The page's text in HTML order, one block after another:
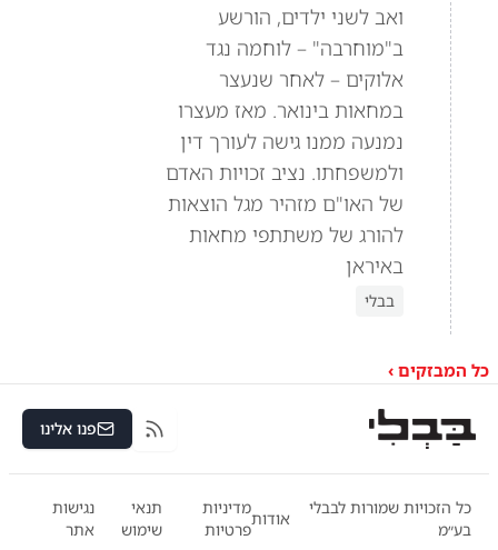
ואב לשני ילדים, הורשע
ב"מוחרבה" – לוחמה נגד
אלוקים – לאחר שנעצר
במחאות בינואר. מאז מעצרו
נמנעה ממנו גישה לעורך דין
ולמשפחתו. נציב זכויות האדם
של האו"ם מזהיר מגל הוצאות
להורג של משתתפי מחאות
באיראן
בבלי
כל המבזקים ›
RSS פנו אלינו
כל הזכויות שמורות לבבלי
בע״מ
אודות
מדיניות
פרטיות
תנאי
שימוש
נגישות
אתר